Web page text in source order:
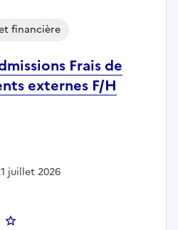
Frais de
externes F/H
financière
juillet 2026
: Gestionnaire Admissions Frais